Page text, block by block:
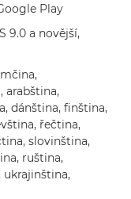
Play
9.0 a novější,
arabština,
dánština, finština,
řečtina,
slovinština,
ruština,
ukrajinština,